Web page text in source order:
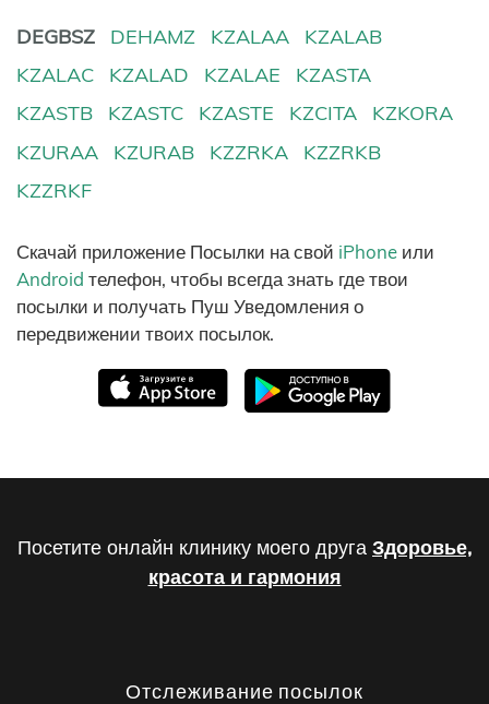
DEGBSZ DEHAMZ KZALAA
KZALAB
KZALAC
KZALAD KZALAE
KZASTA
KZASTB
KZASTC KZASTE KZCITA
KZKORA
KZURAA
KZURAB KZZRKA
KZZRKB
KZZRKF
Скачай приложение Посылки на свой iPhone или
Android телефон, чтобы всегда знать где твои
посылки и получать Пуш Уведомления о
передвижении твоих посылок.
Посетите онлайн клинику моего друга Здоровье,
красота и гармония
Отслеживание посылок